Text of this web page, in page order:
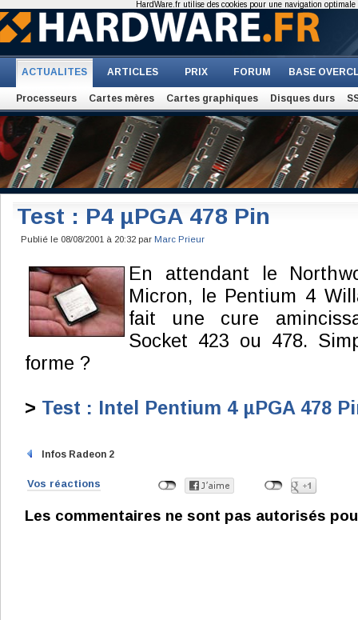
ACTUALITES ARTICLES PRIX FORUM BASE
Processeurs Cartes mères Cartes graphiques Disques durs
Test : P4 µPGA 478 Pin
Publié le 08/08/2001 à 20:32 par Marc Prieur
En attendant le
Micron, le Pentium 4
fait une cure
Socket 423 ou 478.
forme ?
> Test : Intel Pentium 4 µPGA 478
Infos Radeon 2
Vos réactions
Les commentaires ne sont pas autorisés
HardWare.fr utilise des cookies pour une navigation